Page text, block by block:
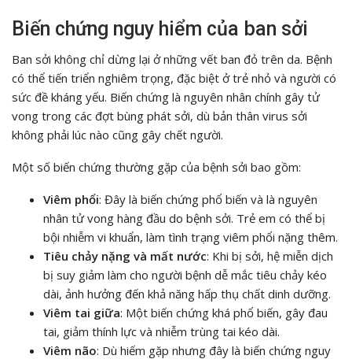
Biến chứng nguy hiểm của ban sởi
Ban sởi không chỉ dừng lại ở những vết ban đỏ trên da. Bệnh
có thể tiến triển nghiêm trọng, đặc biệt ở trẻ nhỏ và người có
sức đề kháng yếu. Biến chứng là nguyên nhân chính gây tử
vong trong các đợt bùng phát sởi, dù bản thân virus sởi
không phải lúc nào cũng gây chết người.
Một số biến chứng thường gặp của bệnh sởi bao gồm:
Viêm phổi: Đây là biến chứng phổ biến và là nguyên
nhân tử vong hàng đầu do bệnh sởi. Trẻ em có thể bị
bội nhiễm vi khuẩn, làm tình trạng viêm phổi nặng thêm.
Tiêu chảy nặng và mất nước: Khi bị sởi, hệ miễn dịch
bị suy giảm làm cho người bệnh dễ mắc tiêu chảy kéo
dài, ảnh hưởng đến khả năng hấp thụ chất dinh dưỡng.
Viêm tai giữa: Một biến chứng khá phổ biến, gây đau
tai, giảm thính lực và nhiễm trùng tai kéo dài.
Viêm não: Dù hiếm gặp nhưng đây là biến chứng nguy